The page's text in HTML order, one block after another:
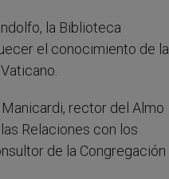
la Biblioteca
el conocimiento de la
rector del Almo
Relaciones con los
de la Congregación